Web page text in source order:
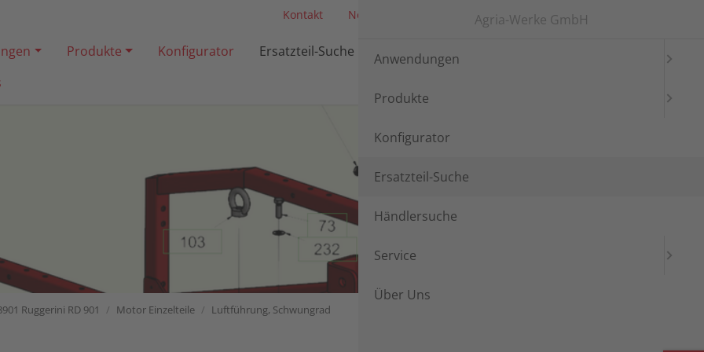
Kontakt News Login Languages
Produkte Konfigurator Ersatzteil-Suche Händlersuche
Ruggerini RD 901 Motor Einzelteile Luftführung, Schwungrad
Agria-Werke GmbH
Anwendungen
Produkte
Konfigurator
Ersatzteil-Suche
Händlersuche
Service
Über Uns